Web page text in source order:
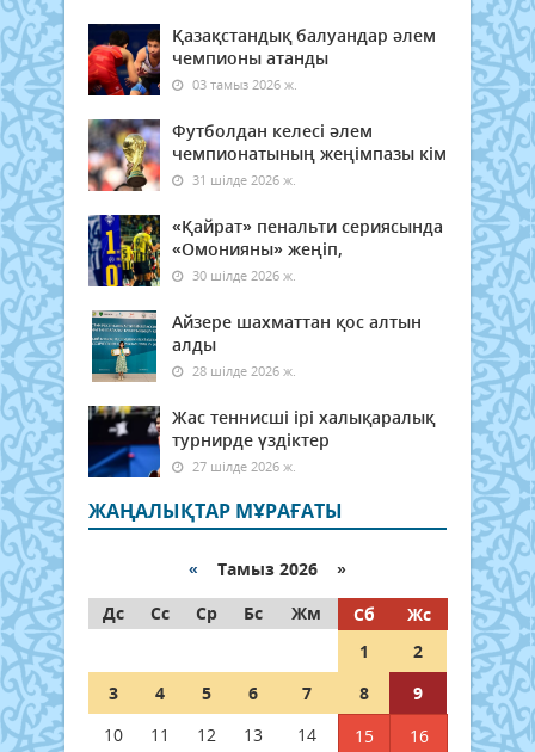
Қазақстандық балуандар әлем
чемпионы атанды
03 тамыз 2026 ж.
Футболдан келесі әлем
чемпионатының жеңімпазы кім
31 шілде 2026 ж.
«Қайрат» пенальти сериясында
«Омонияны» жеңіп,
30 шілде 2026 ж.
Айзере шахматтан қос алтын
алды
28 шілде 2026 ж.
Жас теннисші ірі халықаралық
турнирде үздіктер
27 шілде 2026 ж.
ЖАҢАЛЫҚТАР МҰРАҒАТЫ
« Тамыз 2026 »
Дс
Сс Ср Бс Жм Сб
Жс
1
2
3
4 5 6 7 8
9
10
11 12 13 14 15
16